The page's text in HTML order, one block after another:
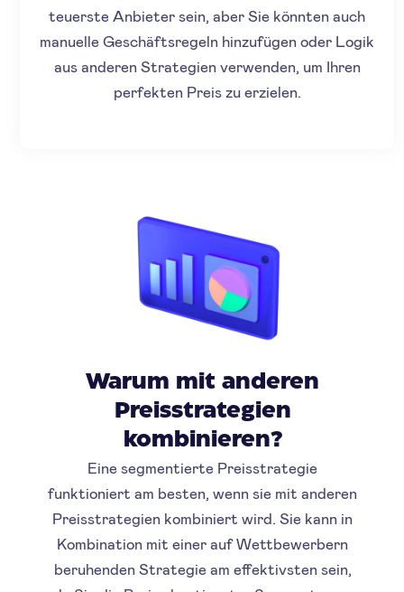
teuerste Anbieter sein, aber Sie könnten auch
manuelle Geschäftsregeln hinzufügen oder Logik
aus anderen Strategien verwenden, um Ihren
perfekten Preis zu erzielen.
Warum mit anderen
Preisstrategien
kombinieren?
Eine segmentierte Preisstrategie
funktioniert am besten, wenn sie mit anderen
Preisstrategien kombiniert wird. Sie kann in
Kombination mit einer auf Wettbewerbern
beruhenden Strategie am effektivsten sein,